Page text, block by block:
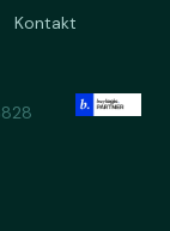
Kontakt